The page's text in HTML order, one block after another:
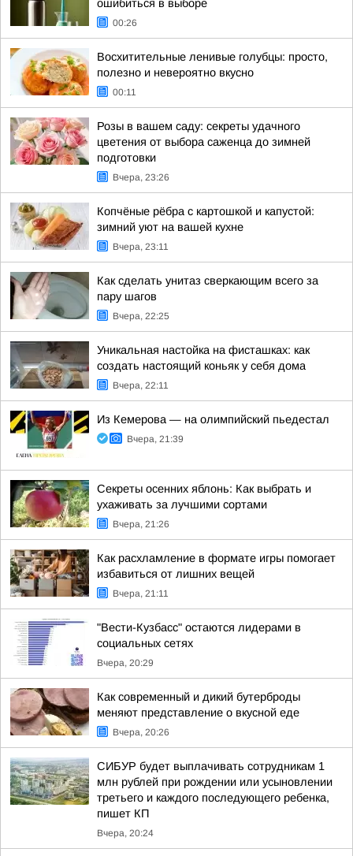
ошибиться в выборе
00:26
Восхитительные ленивые голубцы: просто,
полезно и невероятно вкусно
00:11
Розы в вашем саду: секреты удачного
цветения от выбора саженца до зимней
подготовки
Вчера, 23:26
Копчёные рёбра с картошкой и капустой:
зимний уют на вашей кухне
Вчера, 23:11
Как сделать унитаз сверкающим всего за
пару шагов
Вчера, 22:25
Уникальная настойка на фисташках: как
создать настоящий коньяк у себя дома
Вчера, 22:11
Из Кемерова — на олимпийский пьедестал
Вчера, 21:39
Секреты осенних яблонь: Как выбрать и
ухаживать за лучшими сортами
Вчера, 21:26
Как расхламление в формате игры помогает
избавиться от лишних вещей
Вчера, 21:11
"Вести-Кузбасс" остаются лидерами в
социальных сетях
Вчера, 20:29
Как современный и дикий бутерброды
меняют представление о вкусной еде
Вчера, 20:26
СИБУР будет выплачивать сотрудникам 1
млн рублей при рождении или усыновлении
третьего и каждого последующего ребенка,
пишет КП
Вчера, 20:24